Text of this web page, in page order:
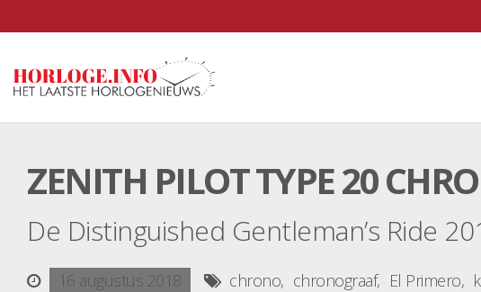
ZENITH PILOT TYPE 20
De Distinguished Gentleman’s Ride
16 augustus 2018 chrono chronograaf El Primero